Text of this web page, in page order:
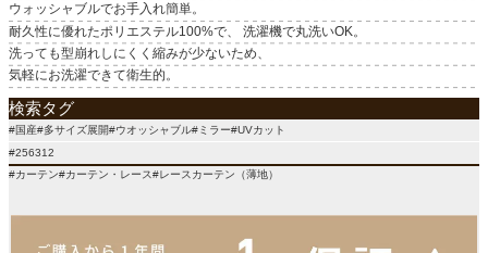
ウォッシャブルでお手入れ簡単。
耐久性に優れたポリエステル100%で、 洗濯機で丸洗いOK。
洗っても型崩れしにくく縮みが少ないため、
気軽にお洗濯できて衛生的。
検索タグ
#国産#多サイズ展開#ウオッシャブル#ミラー#UVカット
#256312
#カーテン#カーテン・レース#レースカーテン（薄地）